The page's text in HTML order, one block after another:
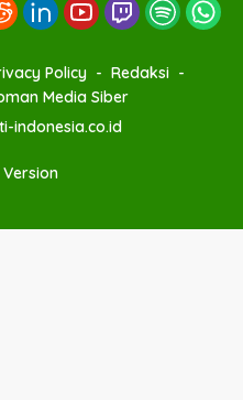
Policy
Redaksi
Media Siber
indonesia.co.id
Version